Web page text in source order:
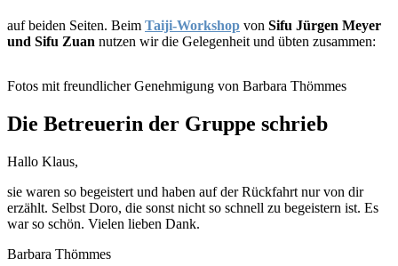
auf beiden Seiten. Beim Taiji-Workshop von Sifu Jürgen Meyer
und Sifu Zuan nutzen wir die Gelegenheit und übten zusammen:
Fotos mit freundlicher Genehmigung von Barbara Thömmes
Die Betreuerin der Gruppe schrieb
Hallo Klaus,
sie waren so begeistert und haben auf der Rückfahrt nur von dir
erzählt. Selbst Doro, die sonst nicht so schnell zu begeistern ist. Es
war so schön. Vielen lieben Dank.
Barbara Thömmes